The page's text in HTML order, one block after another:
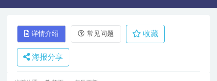
详情介绍 常见问题 收藏
海报分享